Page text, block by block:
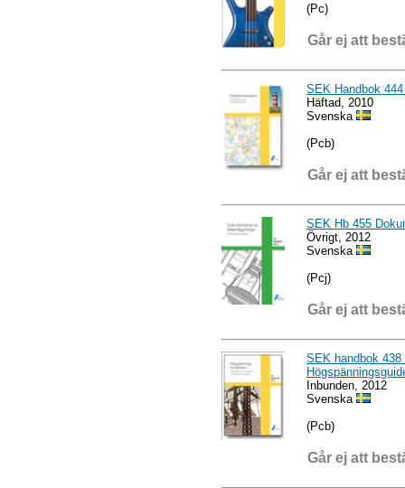
(Pc)
Går ej att
SEK Handbok
Häftad, 2010
Svenska
(Pcb)
Går ej att
SEK Hb 455
Övrigt, 2012
Svenska
(Pcj)
Går ej att
SEK handbok 438
Inbunden, 2012
Svenska
(Pcb)
Går ej att